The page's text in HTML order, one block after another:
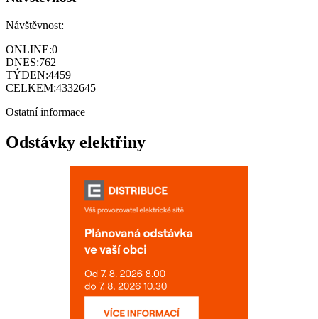
Návštěvnost:
ONLINE:0
DNES:762
TÝDEN:4459
CELKEM:4332645
Ostatní informace
Odstávky elektřiny